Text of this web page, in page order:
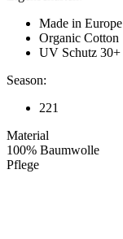
Made in Europe
Organic Cotton
UV Schutz 30+
Season:
221
Material
100% Baumwolle
Pflege